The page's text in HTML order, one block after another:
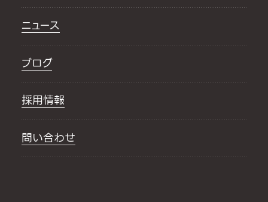
ニュース
ブログ
採用情報
問い合わせ